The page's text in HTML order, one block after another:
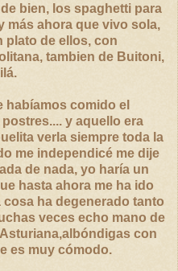
bien, los spaghetti para
más ahora que vivo sola,
plato de ellos, con
tambien de Buitoni,
habíamos comido el
y aquello era
verla siempre toda la
me independicé me dije
de nada, yo haría un
hasta ahora me ha ido
ha degenerado tanto
veces echo mano de
con
es muy cómodo.